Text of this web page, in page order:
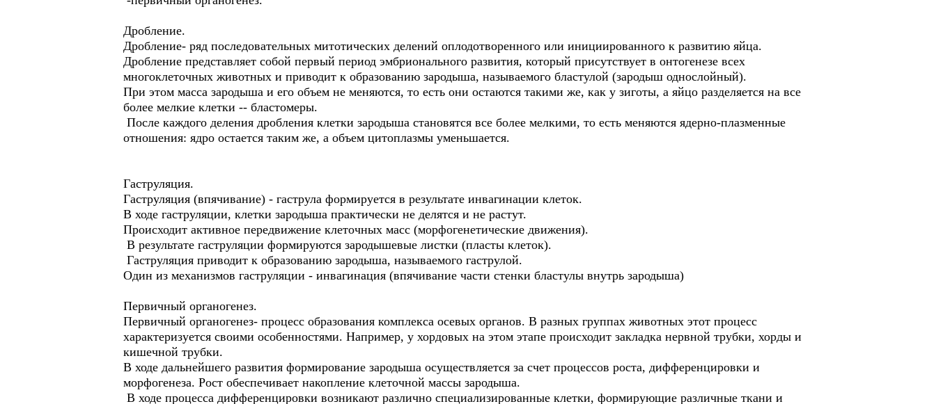
Дробление.
Дробление- ряд последовательных митотических делений оплодотворенного или инициированного к развитию яйца.
Дробление представляет собой первый период эмбрионального развития, который присутствует в онтогенезе всех
многоклеточных животных и приводит к образованию зародыша, называемого бластулой (зародыш однослойный).
При этом масса зародыша и его объем не меняются, то есть они остаются такими же, как у зиготы, а яйцо разделяется на все
более мелкие клетки -- бластомеры.
После каждого деления дробления клетки зародыша становятся все более мелкими, то есть меняются ядерно-плазменные
отношения: ядро остается таким же, а объем цитоплазмы уменьшается.
Гаструляция.
Гаструляция (впячивание) - гаструла формируется в результате инвагинации клеток.
В ходе гаструляции, клетки зародыша практически не делятся и не растут.
Происходит активное передвижение клеточных масс (морфогенетические движения).
В результате гаструляции формируются зародышевые листки (пласты клеток).
Гаструляция приводит к образованию зародыша, называемого гаструлой.
Один из механизмов гаструляции - инвагинация (впячивание части стенки бластулы внутрь зародыша)
Первичный органогенез.
Первичный органогенез- процесс образования комплекса осевых органов. В разных группах животных этот процесс
характеризуется своими особенностями. Например, у хордовых на этом этапе происходит закладка нервной трубки, хорды и
кишечной трубки.
В ходе дальнейшего развития формирование зародыша осуществляется за счет процессов роста, дифференцировки и
морфогенеза. Рост обеспечивает накопление клеточной массы зародыша.
В ходе процесса дифференцировки возникают различно специализированные клетки, формирующие различные ткани и